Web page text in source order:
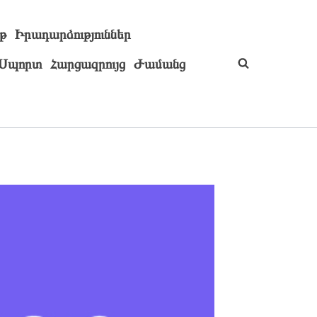
Իրադարձություններ
Հարցազրույց Ժամանց